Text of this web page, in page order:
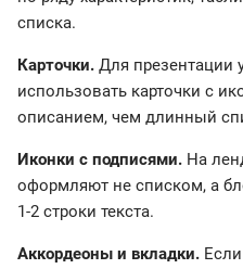
списка.
Карточки. Для презентации
использовать карточки с
описанием, чем длинный
Иконки с подписями. На
оформляют не списком, а
1-2 строки текста.
Аккордеоны и вкладки.